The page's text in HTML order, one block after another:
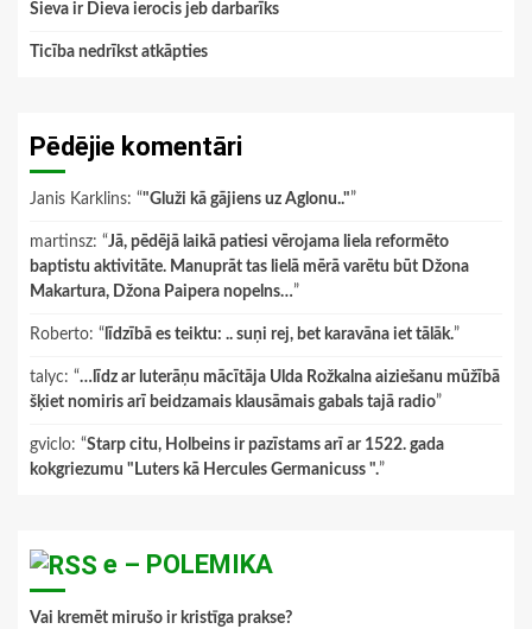
Sieva ir Dieva ierocis jeb darbarīks
Ticība nedrīkst atkāpties
Pēdējie komentāri
Janis Karklins: “"Gluži kā gājiens uz Aglonu.."”
martinsz: “Jā, pēdējā laikā patiesi vērojama liela reformēto
baptistu aktivitāte. Manuprāt tas lielā mērā varētu būt Džona
Makartura, Džona Paipera nopelns…”
Roberto: “ līdzībā es teiktu: .. suņi rej, bet karavāna iet tālāk.”
talyc: “…līdz ar luterāņu mācītāja Ulda Rožkalna aiziešanu mūžībā
šķiet nomiris arī beidzamais klausāmais gabals tajā radio”
gviclo: “Starp citu, Holbeins ir pazīstams arī ar 1522. gada
kokgriezumu "Luters kā Hercules Germanicuss ".”
e – POLEMIKA
Vai kremēt mirušo ir kristīga prakse?